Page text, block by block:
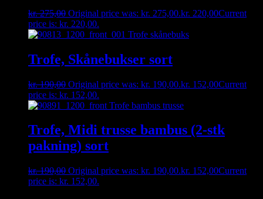
kr.275,00 Original price was: kr. 275,00.kr. 220,00Current
price is: kr. 220,00.
Trofe, Skånebukser sort
kr.190,00 Original price was: kr. 190,00.kr. 152,00Current
price is: kr. 152,00.
Trofe, Midi trusse bambus (2-stk
pakning) sort
kr.190,00 Original price was: kr. 190,00.kr. 152,00Current
price is: kr. 152,00.